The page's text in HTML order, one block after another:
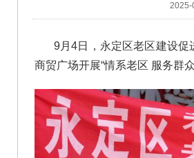
2025-
9月4日，永定区老区建设
商贸广场开展“情系老区 服务群